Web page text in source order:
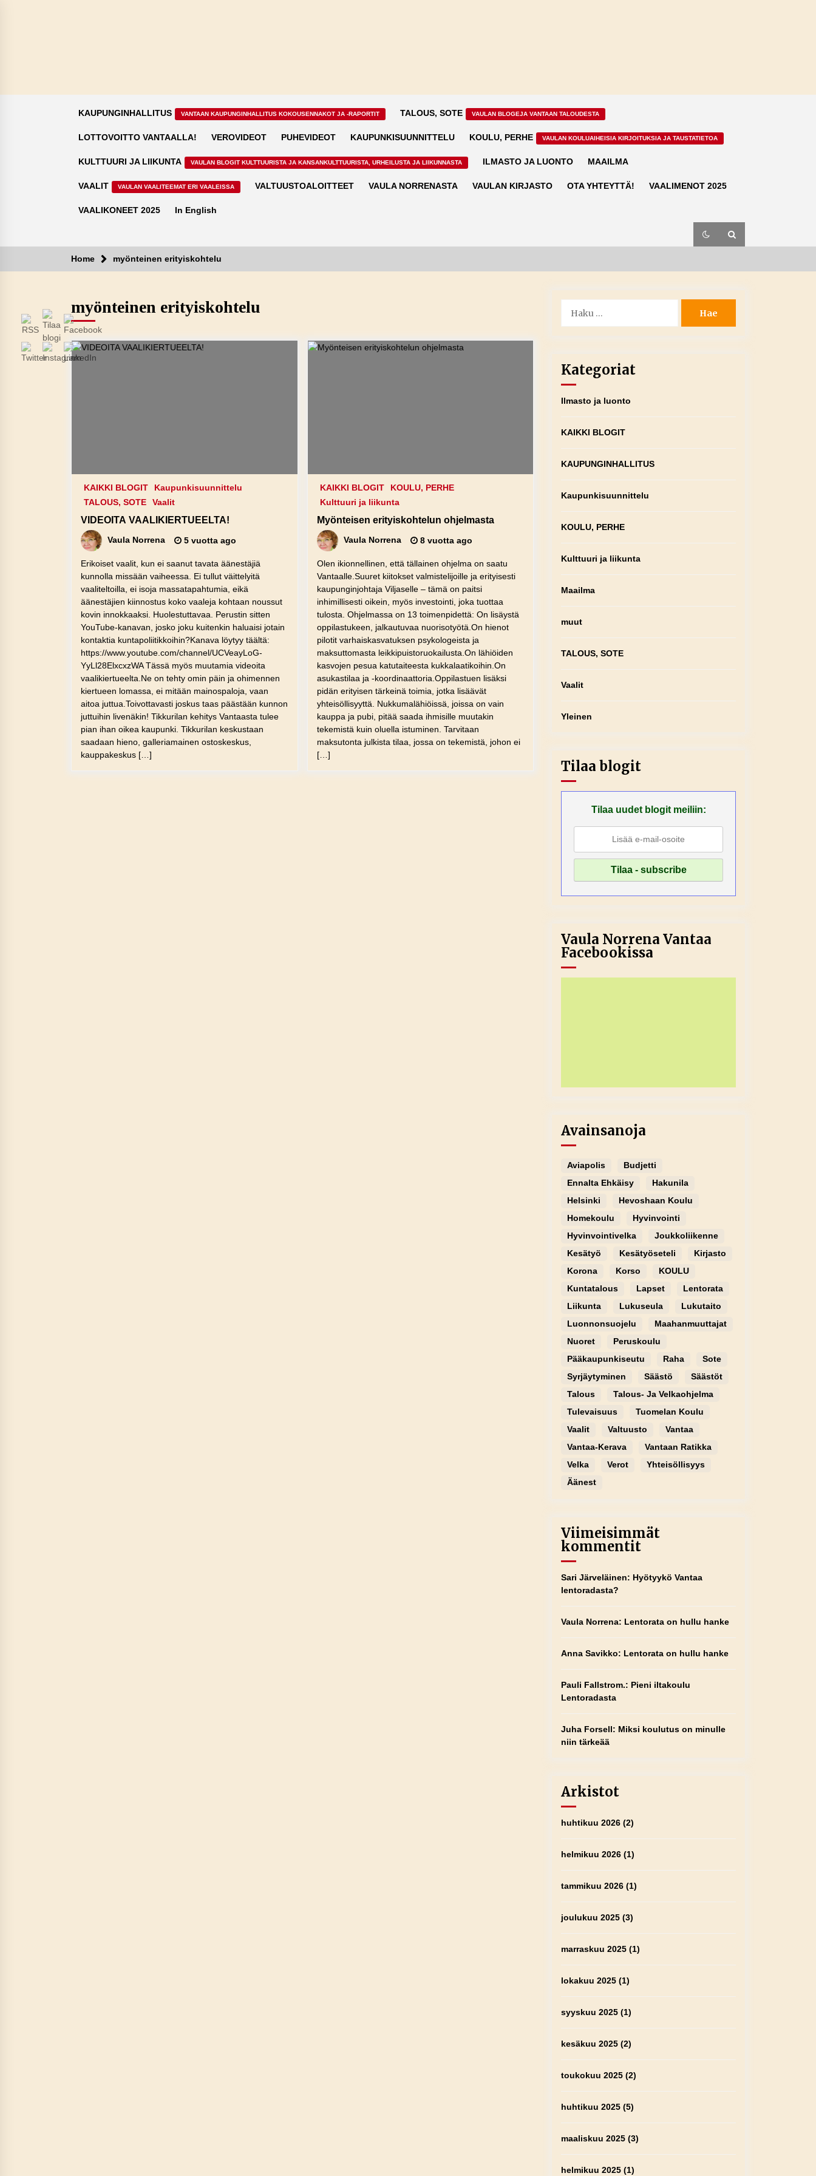
KAUPUNGINHALLITUS VANTAAN KAUPUNGINHALLITUS KOKOUSENNAKOT JA -RAPORTIT TALOUS, SOTE VAULAN BLOGEJA VANTAAN TALOUDESTA
LOTTOVOITTO VANTAALLA! VEROVIDEOT PUHEVIDEOT KAUPUNKISUUNNITTELU KOULU, PERHE VAULAN KOULUAIHEISIA KIRJOITUKSIA JA TAUSTATIETOA
KULTTUURI JA LIIKUNTA VAULAN BLOGIT KULTTUURISTA JA KANSANKULTTUURISTA, URHEILUSTA JA LIIKUNNASTA ILMASTO JA LUONTO MAAILMA
VAALIT VAULAN VAALITEEMAT ERI VAALEISSA VALTUUSTOALOITTEET VAULA NORRENASTA VAULAN KIRJASTO OTA YHTEYTTÄ! VAALIMENOT 2025
VAALIKONEET 2025 In English
Home myönteinen erityiskohtelu
myönteinen erityiskohtelu
KAIKKI BLOGIT
Kaupunkisuunnittelu
TALOUS, SOTE
Vaalit
VIDEOITA VAALIKIERTUEELTA!
Vaula Norrena 5 vuotta ago
Erikoiset vaalit, kun ei saanut tavata äänestäjiä
kunnolla missään vaiheessa. Ei tullut väittelyitä
vaaliteltoilla, ei isoja massatapahtumia, eikä
äänestäjien kiinnostus koko vaaleja kohtaan noussut
kovin innokkaaksi. Huolestuttavaa. Perustin sitten
YouTube-kanavan, josko joku kuitenkin haluaisi jotain
kontaktia kuntapoliitikkoihin?Kanava löytyy täältä:
https://www.youtube.com/channel/UCVeayLoG-
YyLl28ElxcxzWA Tässä myös muutamia videoita
vaalikiertueelta.Ne on tehty omin päin ja ohimennen
kiertueen lomassa, ei mitään mainospaloja, vaan
aitoa juttua.Toivottavasti joskus taas päästään kunnon
juttuihin livenäkin! Tikkurilan kehitys Vantaasta tulee
pian ihan oikea kaupunki. Tikkurilan keskustaan
saadaan hieno, galleriamainen ostoskeskus,
kauppakeskus […]
KAIKKI BLOGIT
KOULU, PERHE
Kulttuuri ja liikunta
Myönteisen erityiskohtelun ohjelmasta
Vaula Norrena 8 vuotta ago
Olen ikionnellinen, että tällainen ohjelma on saatu
Vantaalle.Suuret kiitokset valmistelijoille ja erityisesti
kaupunginjohtaja Viljaselle – tämä on paitsi
inhimillisesti oikein, myös investointi, joka tuottaa
tulosta. Ohjelmassa on 13 toimenpidettä: On lisäystä
oppilastukeen, jalkautuvaa nuorisotyötä.On hienot
pilotit varhaiskasvatuksen psykologeista ja
maksuttomasta leikkipuistoruokailusta.On lähiöiden
kasvojen pesua katutaiteesta kukkalaatikoihin.On
asukastilaa ja -koordinaattoria.Oppilastuen lisäksi
pidän erityisen tärkeinä toimia, jotka lisäävät
yhteisöllisyyttä. Nukkumalähiöissä, joissa on vain
kauppa ja pubi, pitää saada ihmisille muutakin
tekemistä kuin oluella istuminen. Tarvitaan
maksutonta julkista tilaa, jossa on tekemistä, johon ei
[…]
Kategoriat
Ilmasto ja luonto
KAIKKI BLOGIT
KAUPUNGINHALLITUS
Kaupunkisuunnittelu
KOULU, PERHE
Kulttuuri ja liikunta
Maailma
muut
TALOUS, SOTE
Vaalit
Yleinen
Tilaa blogit
Tilaa uudet blogit meiliin:
Vaula Norrena Vantaa
Facebookissa
Avainsanoja
Aviapolis
Budjetti
Ennalta Ehkäisy
Hakunila
Helsinki
Hevoshaan Koulu
Homekoulu
Hyvinvointi
Hyvinvointivelka
Joukkoliikenne
Kesätyö
Kesätyöseteli
Kirjasto
Korona
Korso
KOULU
Kuntatalous
Lapset
Lentorata
Liikunta
Lukuseula
Lukutaito
Luonnonsuojelu
Maahanmuuttajat
Nuoret
Peruskoulu
Pääkaupunkiseutu
Raha
Sote
Syrjäytyminen
Säästö
Säästöt
Talous
Talous- Ja Velkaohjelma
Tulevaisuus
Tuomelan Koulu
Vaalit
Valtuusto
Vantaa
Vantaa-Kerava
Vantaan Ratikka
Velka
Verot
Yhteisöllisyys
Äänest
Viimeisimmät
kommentit
Sari Järveläinen: Hyötyykö Vantaa
lentoradasta?
Vaula Norrena: Lentorata on hullu hanke
Anna Savikko: Lentorata on hullu hanke
Pauli Fallstrom.: Pieni iltakoulu
Lentoradasta
Juha Forsell: Miksi koulutus on minulle
niin tärkeää
Arkistot
huhtikuu 2026 (2)
helmikuu 2026 (1)
tammikuu 2026 (1)
joulukuu 2025 (3)
marraskuu 2025 (1)
lokakuu 2025 (1)
syyskuu 2025 (1)
kesäkuu 2025 (2)
toukokuu 2025 (2)
huhtikuu 2025 (5)
maaliskuu 2025 (3)
helmikuu 2025 (1)